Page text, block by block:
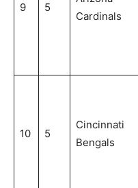
9 5
Cardinals
10 5
Cincinnati
Bengals